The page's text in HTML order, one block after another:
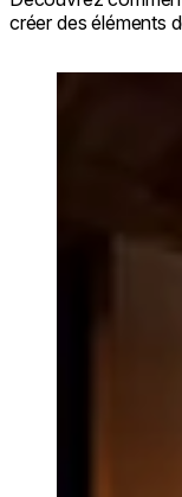
créer des éléments